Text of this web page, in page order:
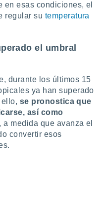
en esas condiciones, el
regular su temperatura
el umbral
durante los últimos 15
ya han superado
se pronostica que
así como
, a medida que avanza el
convertir esos